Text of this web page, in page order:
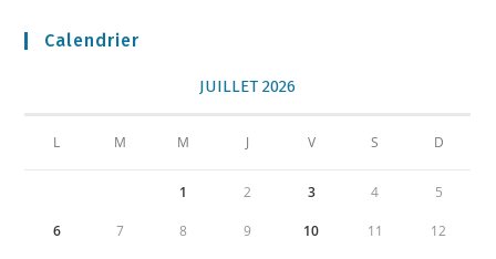
Calendrier
JUILLET 2026
L M M J V S D
1 2 3 4 5
6 7 8 9 10 11 12